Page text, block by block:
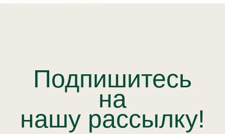
Подпишитесь
на
нашу рассылку!